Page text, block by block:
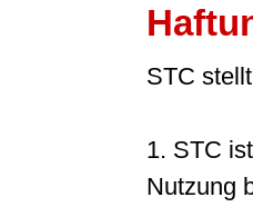
STC
1. STC
Nutzung